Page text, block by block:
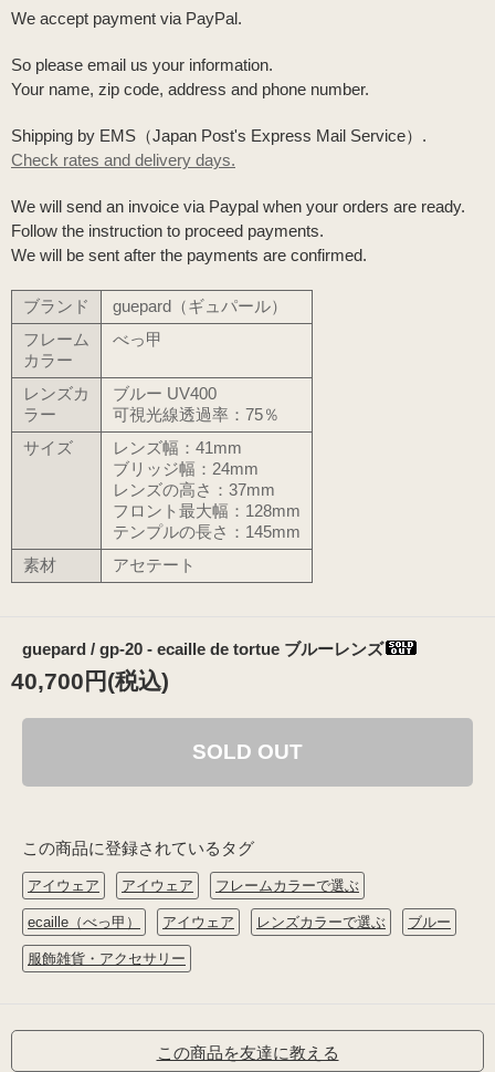
We accept payment via PayPal.
So please email us your information.
Your name, zip code, address and phone number.
Shipping by EMS（Japan Post's Express Mail Service）.
Check rates and delivery days.
We will send an invoice via Paypal when your orders are ready.
Follow the instruction to proceed payments.
We will be sent after the payments are confirmed.
ブランド
guepard（ギュパール）
フレーム
カラー
べっ甲
レンズカ
ラー
ブルー UV400
可視光線透過率：75％
サイズ
レンズ幅：41mm
ブリッジ幅：24mm
レンズの高さ：37mm
フロント最大幅：128mm
テンプルの長さ：145mm
素材
アセテート
guepard / gp-20 - ecaille de tortue ブルーレンズ
40,700円(税込)
SOLD OUT
この商品に登録されているタグ
アイウェア アイウェア フレームカラーで選ぶ
ecaille（べっ甲） アイウェア レンズカラーで選ぶ ブルー
服飾雑貨・アクセサリー
この商品を友達に教える